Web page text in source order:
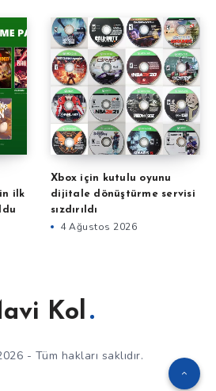
ilk
Xbox için kutulu oyunu
dijitale dönüştürme servisi
sızdırıldı
4 Ağustos 2026
Kol
- Tüm hakları saklıdır.